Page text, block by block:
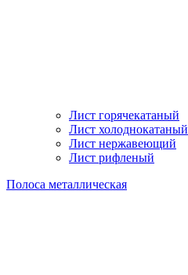
Лист горячекатаный
Лист холоднокатаный
Лист нержавеющий
Лист рифленый
Полоса металлическая